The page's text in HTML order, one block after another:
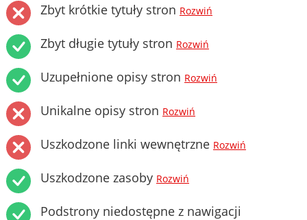
Zbyt krótkie tytuły stron Rozwiń
Zbyt długie tytuły stron Rozwiń
Uzupełnione opisy stron Rozwiń
Unikalne opisy stron Rozwiń
Uszkodzone linki wewnętrzne Rozwiń
Uszkodzone zasoby Rozwiń
Podstrony niedostępne z nawigacji